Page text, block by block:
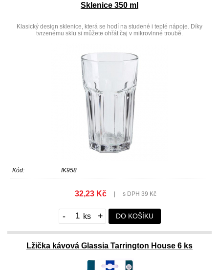
Sklenice 350 ml
Klasický design sklenice, která se hodí na studené i teplé nápoje. Díky
tvrzenému sklu si můžete ohřát čaj v mikrovlnné troubě.
Kód: IK958
32,23 Kč s DPH 39 Kč
- + DO KOŠÍKU
Lžička kávová Glassia Tarrington House 6 ks